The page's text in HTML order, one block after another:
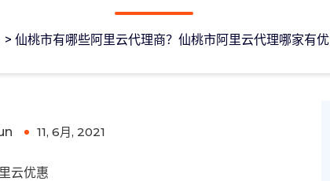
> 仙桃市有哪些阿里云代理商？仙桃市阿里云代理哪家有
11, 6月, 2021
云优惠